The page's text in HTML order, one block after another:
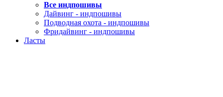
Все индпошивы
Дайвинг - индпошивы
Подводная охота - индпошивы
Фридайвинг - индпошивы
Ласты